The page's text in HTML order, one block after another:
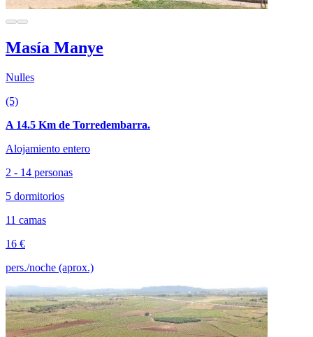
Masía Manye
Nulles
(5)
A 14.5 Km de Torredembarra.
Alojamiento entero
2 - 14 personas
5 dormitorios
11 camas
16 €
pers./noche (aprox.)